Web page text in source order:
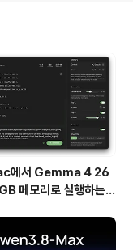
에서 Gemma 4 26
메모리로 실행하는 T